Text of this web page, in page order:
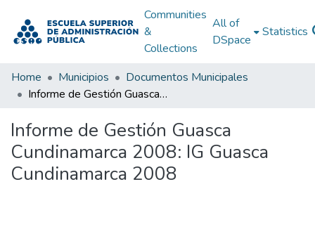
Communities
&
Collections
All of
DSpace
Statistics
Home Municipios
Documentos Municipales
Informe de Gestión Guasca Cundinamarca 2008: IG Guasca Cundinamarca 2008
Informe de Gestión Guasca
Cundinamarca 2008: IG Guasca
Cundinamarca 2008